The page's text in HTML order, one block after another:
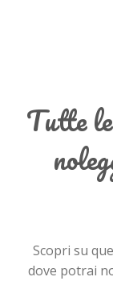
Tutte
Scopri su
dove potrai